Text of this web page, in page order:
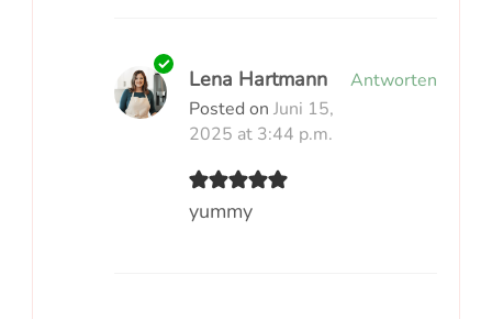
Lena Hartmann
Posted on Juni 15,
2025 at 3:44 p.m.
Antworten
yummy